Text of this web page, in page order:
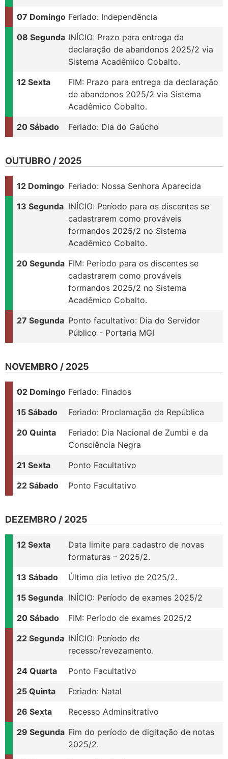
07 Domingo Feriado: Independência
08 Segunda INÍCIO: Prazo para entrega da
declaração de abandonos 2025/2 via
Sistema Acadêmico Cobalto.
12 Sexta
FIM: Prazo para entrega da declaração
de abandonos 2025/2 via Sistema
Acadêmico Cobalto.
20 Sábado
Feriado: Dia do Gaúcho
OUTUBRO / 2025
12 Domingo Feriado: Nossa Senhora Aparecida
13 Segunda INÍCIO: Período para os discentes se
cadastrarem como prováveis
formandos 2025/2 no Sistema
Acadêmico Cobalto.
20 Segunda FIM: Período para os discentes se
cadastrarem como prováveis
formandos 2025/2 no Sistema
Acadêmico Cobalto.
27 Segunda Ponto facultativo: Dia do Servidor
Público - Portaria MGI
NOVEMBRO / 2025
02 Domingo Feriado: Finados
15 Sábado
Feriado: Proclamação da República
20 Quinta
Feriado: Dia Nacional de Zumbi e da
Consciência Negra
21 Sexta
Ponto Facultativo
22 Sábado
Ponto Facultativo
DEZEMBRO / 2025
12 Sexta
Data limite para cadastro de novas
formaturas – 2025/2.
13 Sábado
Último dia letivo de 2025/2.
15 Segunda INÍCIO: Período de exames 2025/2
20 Sábado
FIM: Período de exames 2025/2
22 Segunda INÍCIO: Período de
recesso/revezamento.
24 Quarta
Ponto Facultativo
25 Quinta
Feriado: Natal
26 Sexta
Recesso Adminsitrativo
29 Segunda Fim do período de digitação de notas
2025/2.